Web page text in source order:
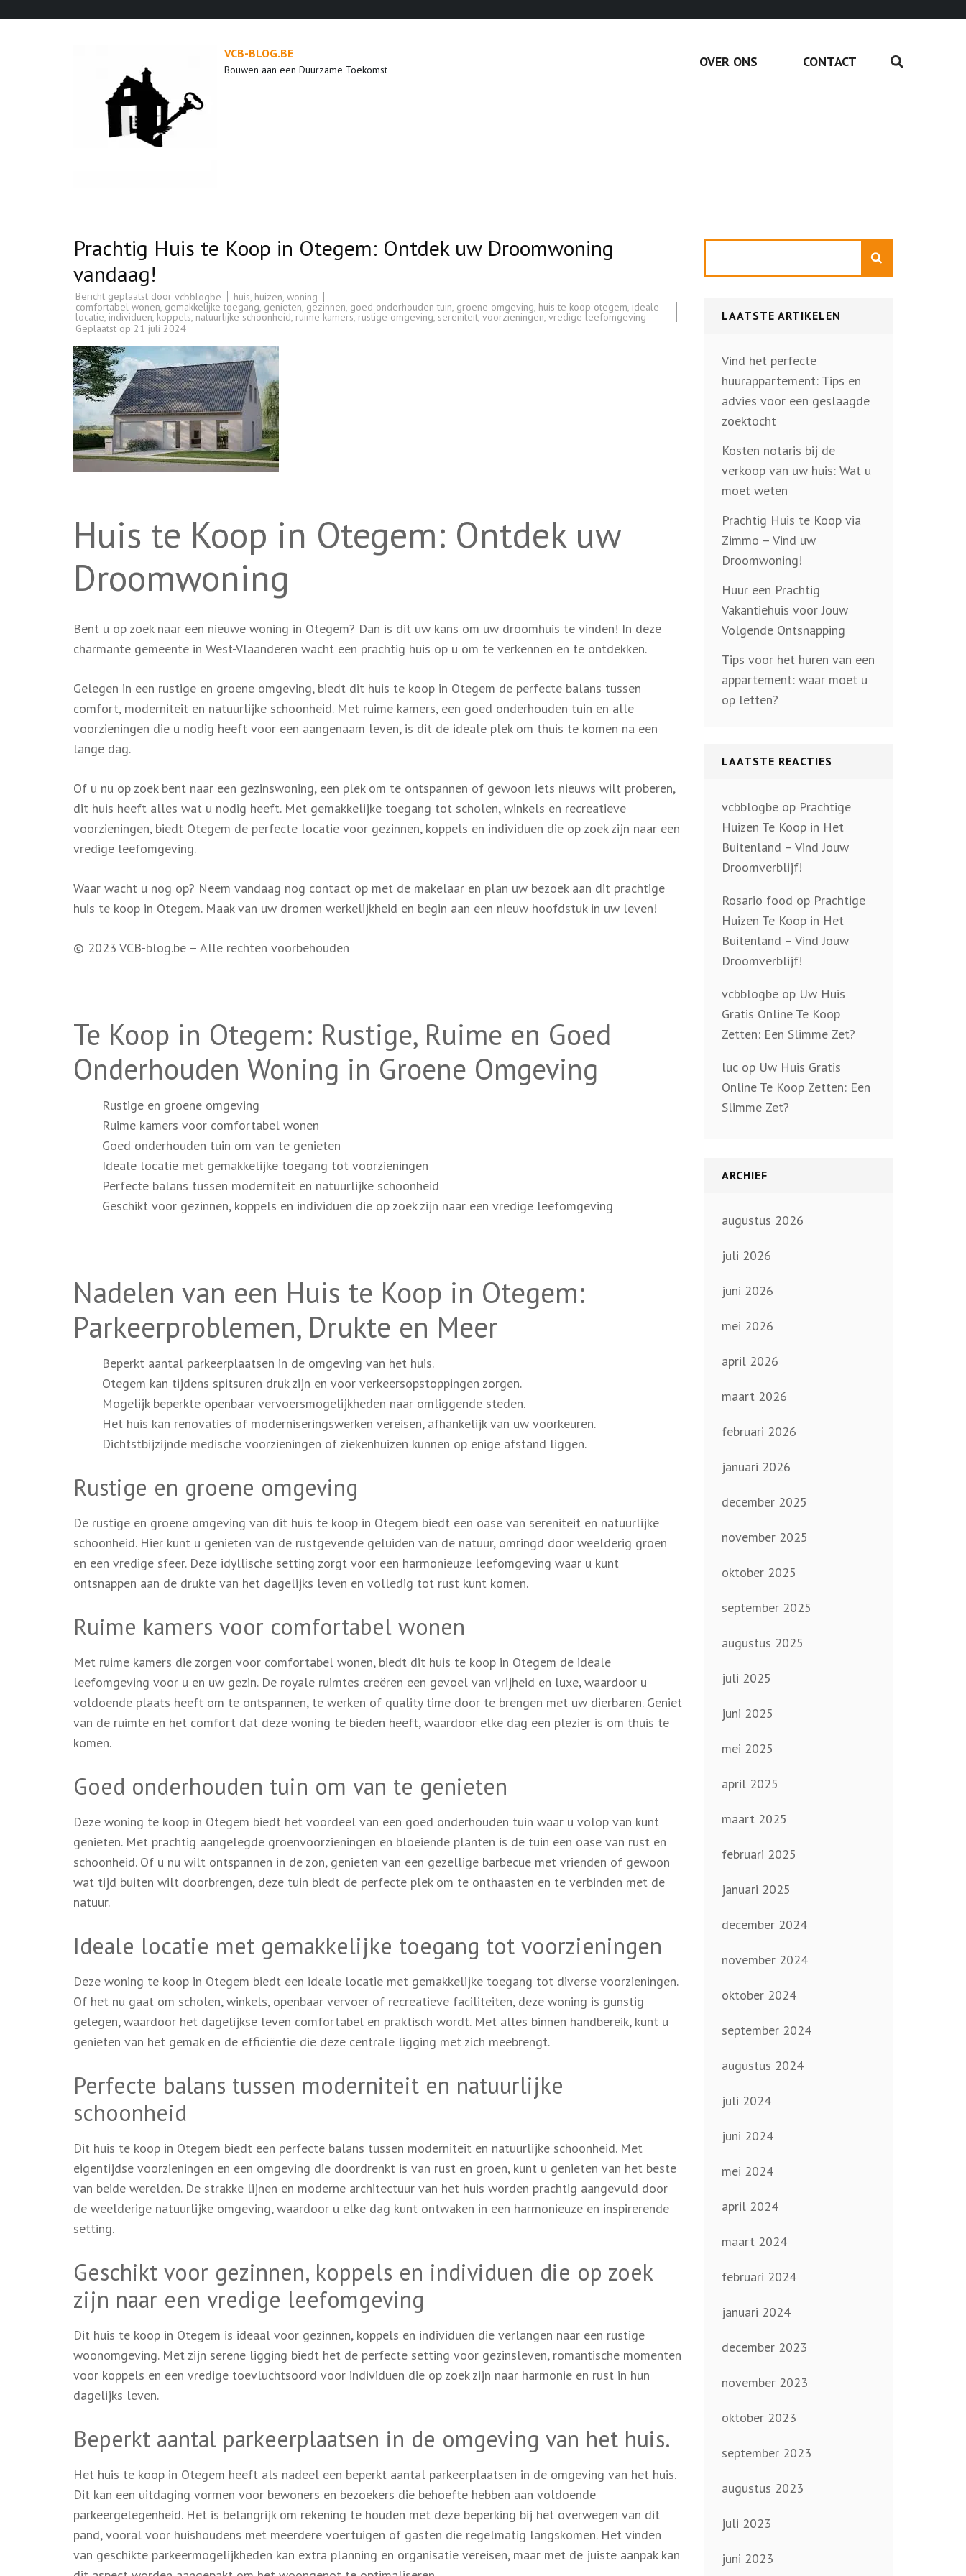
VCB-BLOG.BE
Bouwen aan een Duurzame Toekomst OVER ONS CONTACT
Prachtig Huis te Koop in Otegem: Ontdek uw Droomwoning
vandaag!
Bericht geplaatst door vcbblogbe huis huizen woning
comfortabel wonen, gemakkelijke toegang, genieten, gezinnen, goed onderhouden tuin, groene omgeving, huis te koop otegem, ideale
locatie, individuen, koppels, natuurlijke schoonheid, ruime kamers, rustige omgeving, sereniteit, voorzieningen, vredige leefomgeving
Geplaatst op 21 juli 2024
Huis te Koop in Otegem: Ontdek uw
Droomwoning
Bent u op zoek naar een nieuwe woning in Otegem? Dan is dit uw kans om uw droomhuis te vinden! In deze
charmante gemeente in West-Vlaanderen wacht een prachtig huis op u om te verkennen en te ontdekken.
Gelegen in een rustige en groene omgeving, biedt dit huis te koop in Otegem de perfecte balans tussen
comfort, moderniteit en natuurlijke schoonheid. Met ruime kamers, een goed onderhouden tuin en alle
voorzieningen die u nodig heeft voor een aangenaam leven, is dit de ideale plek om thuis te komen na een
lange dag.
Of u nu op zoek bent naar een gezinswoning, een plek om te ontspannen of gewoon iets nieuws wilt proberen,
dit huis heeft alles wat u nodig heeft. Met gemakkelijke toegang tot scholen, winkels en recreatieve
voorzieningen, biedt Otegem de perfecte locatie voor gezinnen, koppels en individuen die op zoek zijn naar een
vredige leefomgeving.
Waar wacht u nog op? Neem vandaag nog contact op met de makelaar en plan uw bezoek aan dit prachtige
huis te koop in Otegem. Maak van uw dromen werkelijkheid en begin aan een nieuw hoofdstuk in uw leven!
© 2023 VCB-blog.be – Alle rechten voorbehouden
Te Koop in Otegem: Rustige, Ruime en Goed
Onderhouden Woning in Groene Omgeving
Rustige en groene omgeving
Ruime kamers voor comfortabel wonen
Goed onderhouden tuin om van te genieten
Ideale locatie met gemakkelijke toegang tot voorzieningen
Perfecte balans tussen moderniteit en natuurlijke schoonheid
Geschikt voor gezinnen, koppels en individuen die op zoek zijn naar een vredige leefomgeving
Nadelen van een Huis te Koop in Otegem:
Parkeerproblemen, Drukte en Meer
Beperkt aantal parkeerplaatsen in de omgeving van het huis.
Otegem kan tijdens spitsuren druk zijn en voor verkeersopstoppingen zorgen.
Mogelijk beperkte openbaar vervoersmogelijkheden naar omliggende steden.
Het huis kan renovaties of moderniseringswerken vereisen, afhankelijk van uw voorkeuren.
Dichtstbijzijnde medische voorzieningen of ziekenhuizen kunnen op enige afstand liggen.
Rustige en groene omgeving
De rustige en groene omgeving van dit huis te koop in Otegem biedt een oase van sereniteit en natuurlijke
schoonheid. Hier kunt u genieten van de rustgevende geluiden van de natuur, omringd door weelderig groen
en een vredige sfeer. Deze idyllische setting zorgt voor een harmonieuze leefomgeving waar u kunt
ontsnappen aan de drukte van het dagelijks leven en volledig tot rust kunt komen.
Ruime kamers voor comfortabel wonen
Met ruime kamers die zorgen voor comfortabel wonen, biedt dit huis te koop in Otegem de ideale
leefomgeving voor u en uw gezin. De royale ruimtes creëren een gevoel van vrijheid en luxe, waardoor u
voldoende plaats heeft om te ontspannen, te werken of quality time door te brengen met uw dierbaren. Geniet
van de ruimte en het comfort dat deze woning te bieden heeft, waardoor elke dag een plezier is om thuis te
komen.
Goed onderhouden tuin om van te genieten
Deze woning te koop in Otegem biedt het voordeel van een goed onderhouden tuin waar u volop van kunt
genieten. Met prachtig aangelegde groenvoorzieningen en bloeiende planten is de tuin een oase van rust en
schoonheid. Of u nu wilt ontspannen in de zon, genieten van een gezellige barbecue met vrienden of gewoon
wat tijd buiten wilt doorbrengen, deze tuin biedt de perfecte plek om te onthaasten en te verbinden met de
natuur.
Ideale locatie met gemakkelijke toegang tot voorzieningen
Deze woning te koop in Otegem biedt een ideale locatie met gemakkelijke toegang tot diverse voorzieningen.
Of het nu gaat om scholen, winkels, openbaar vervoer of recreatieve faciliteiten, deze woning is gunstig
gelegen, waardoor het dagelijkse leven comfortabel en praktisch wordt. Met alles binnen handbereik, kunt u
genieten van het gemak en de efficiëntie die deze centrale ligging met zich meebrengt.
Perfecte balans tussen moderniteit en natuurlijke
schoonheid
Dit huis te koop in Otegem biedt een perfecte balans tussen moderniteit en natuurlijke schoonheid. Met
eigentijdse voorzieningen en een omgeving die doordrenkt is van rust en groen, kunt u genieten van het beste
van beide werelden. De strakke lijnen en moderne architectuur van het huis worden prachtig aangevuld door
de weelderige natuurlijke omgeving, waardoor u elke dag kunt ontwaken in een harmonieuze en inspirerende
setting.
Geschikt voor gezinnen, koppels en individuen die op zoek
zijn naar een vredige leefomgeving
Dit huis te koop in Otegem is ideaal voor gezinnen, koppels en individuen die verlangen naar een rustige
woonomgeving. Met zijn serene ligging biedt het de perfecte setting voor gezinsleven, romantische momenten
voor koppels en een vredige toevluchtsoord voor individuen die op zoek zijn naar harmonie en rust in hun
dagelijks leven.
Beperkt aantal parkeerplaatsen in de omgeving van het huis.
Het huis te koop in Otegem heeft als nadeel een beperkt aantal parkeerplaatsen in de omgeving van het huis.
Dit kan een uitdaging vormen voor bewoners en bezoekers die behoefte hebben aan voldoende
parkeergelegenheid. Het is belangrijk om rekening te houden met deze beperking bij het overwegen van dit
pand, vooral voor huishoudens met meerdere voertuigen of gasten die regelmatig langskomen. Het vinden
van geschikte parkeermogelijkheden kan extra planning en organisatie vereisen, maar met de juiste aanpak kan
LAATSTE ARTIKELEN
Vind het perfecte
huurappartement: Tips en
advies voor een geslaagde
zoektocht
Kosten notaris bij de
verkoop van uw huis: Wat u
moet weten
Prachtig Huis te Koop via
Zimmo – Vind uw
Droomwoning!
Huur een Prachtig
Vakantiehuis voor Jouw
Volgende Ontsnapping
Tips voor het huren van een
appartement: waar moet u
op letten?
LAATSTE REACTIES
vcbblogbeop Prachtige
Huizen Te Koop in Het
Buitenland – Vind Jouw
Droomverblijf!
Rosario food op Prachtige
Huizen Te Koop in Het
Buitenland – Vind Jouw
Droomverblijf!
vcbblogbeop Uw Huis
Gratis Online Te Koop
Zetten: Een Slimme Zet?
lucop Uw Huis Gratis
Online Te Koop Zetten: Een
Slimme Zet?
ARCHIEF
augustus 2026
juli 2026
juni 2026
mei 2026
april 2026
maart 2026
februari 2026
januari 2026
december 2025
november 2025
oktober 2025
september 2025
augustus 2025
juli 2025
juni 2025
mei 2025
april 2025
maart 2025
februari 2025
januari 2025
december 2024
november 2024
oktober 2024
september 2024
augustus 2024
juli 2024
juni 2024
mei 2024
april 2024
maart 2024
februari 2024
januari 2024
december 2023
november 2023
oktober 2023
september 2023
augustus 2023
juli 2023
juni 2023